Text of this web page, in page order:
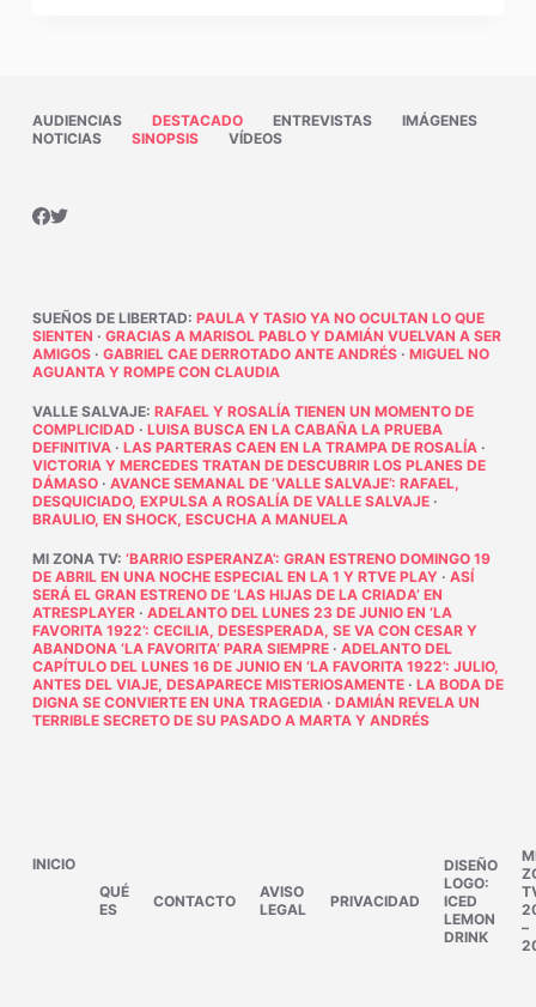
AUDIENCIAS DESTACADO ENTREVISTAS
IMÁGENES
NOTICIAS
SINOPSIS VÍDEOS
SUEÑOS DE LIBERTAD: PAULA Y TASIO YA NO OCULTAN LO QUE
SIENTEN · GRACIAS A MARISOL PABLO Y DAMIÁN VUELVAN A SER
AMIGOS· GABRIEL CAE DERROTADO ANTE ANDRÉS· MIGUEL NO
AGUANTA Y ROMPE CON CLAUDIA
VALLE SALVAJE: RAFAEL Y ROSALÍA TIENEN UN MOMENTO DE
COMPLICIDAD · LUISA BUSCA EN LA CABAÑA LA PRUEBA
DEFINITIVA· LAS PARTERAS CAEN EN LA TRAMPA DE ROSALÍA·
VICTORIA Y MERCEDES TRATAN DE DESCUBRIR LOS PLANES DE
DÁMASO· AVANCE SEMANAL DE ‘VALLE SALVAJE’: RAFAEL,
DESQUICIADO, EXPULSA A ROSALÍA DE VALLE SALVAJE·
BRAULIO, EN SHOCK, ESCUCHA A MANUELA
MI ZONA TV: ‘BARRIO ESPERANZA’: GRAN ESTRENO DOMINGO 19
DE ABRIL EN UNA NOCHE ESPECIAL EN LA 1 Y RTVE PLAY· ASÍ
SERÁ EL GRAN ESTRENO DE ‘LAS HIJAS DE LA CRIADA’ EN
ATRESPLAYER· ADELANTO DEL LUNES 23 DE JUNIO EN ‘LA
FAVORITA 1922’: CECILIA, DESESPERADA, SE VA CON CESAR Y
ABANDONA ‘LA FAVORITA’ PARA SIEMPRE· ADELANTO DEL
CAPÍTULO DEL LUNES 16 DE JUNIO EN ‘LA FAVORITA 1922’: JULIO,
ANTES DEL VIAJE, DESAPARECE MISTERIOSAMENTE· LA BODA DE
DIGNA SE CONVIERTE EN UNA TRAGEDIA· DAMIÁN REVELA UN
TERRIBLE SECRETO DE SU PASADO A MARTA Y ANDRÉS
INICIO
QUÉ
ES
CONTACTO
AVISO
LEGAL
PRIVACIDAD
DISEÑO
LOGO:
ICED
LEMON
DRINK
–